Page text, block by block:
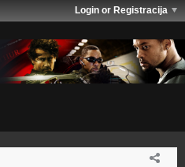
Login or Registracija